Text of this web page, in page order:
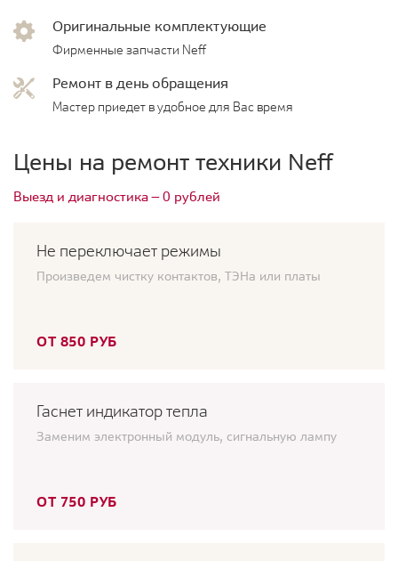
Оригинальные комплектующие
Фирменные запчасти Neff
Ремонт в день обращения
Мастер приедет в удобное для Вас время
Цены на ремонт техники Neff
Выезд и диагностика — 0 рублей
Не переключает режимы
Произведем чистку контактов, ТЭНа или платы
ОТ 850 РУБ
Гаснет индикатор тепла
Заменим электронный модуль, сигнальную лампу
ОТ 750 РУБ